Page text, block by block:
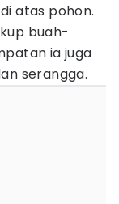
atas pohon.
buah-
ia juga
serangga.